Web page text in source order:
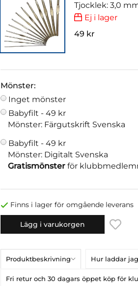
Tjocklek: 3,0
Ej i lager
49 kr
Mönster:
Inget mönster
Babyfilt - 49 kr
Mönster: Färgutskrift Svenska
Babyfilt - 49 kr
Mönster: Digitalt Svenska
Gratismönster för
Finns i lager för omgående leverans
Lägg i varukorgen
Produktbeskrivning Hur laddar
Fri retur och 30 dagars öppet köp för